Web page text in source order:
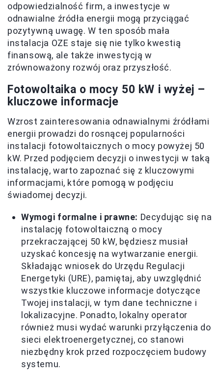
odpowiedzialność firm, a inwestycje w
odnawialne źródła energii mogą przyciągać
pozytywną uwagę. W ten sposób mała
instalacja OZE staje się nie tylko kwestią
finansową, ale także inwestycją w
zrównoważony rozwój oraz przyszłość.
Fotowoltaika o mocy 50 kW i wyżej –
kluczowe informacje
Wzrost zainteresowania odnawialnymi źródłami
energii prowadzi do rosnącej popularności
instalacji fotowoltaicznych o mocy powyżej 50
kW. Przed podjęciem decyzji o inwestycji w taką
instalację, warto zapoznać się z kluczowymi
informacjami, które pomogą w podjęciu
świadomej decyzji.
Wymogi formalne i prawne: Decydując się na
instalację fotowoltaiczną o mocy
przekraczającej 50 kW, będziesz musiał
uzyskać koncesję na wytwarzanie energii.
Składając wniosek do Urzędu Regulacji
Energetyki (URE), pamiętaj, aby uwzględnić
wszystkie kluczowe informacje dotyczące
Twojej instalacji, w tym dane techniczne i
lokalizacyjne. Ponadto, lokalny operator
również musi wydać warunki przyłączenia do
sieci elektroenergetycznej, co stanowi
niezbędny krok przed rozpoczęciem budowy
systemu.